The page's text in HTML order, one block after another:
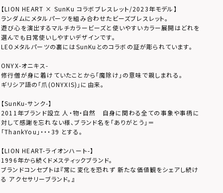
【LION HEART × SunKu コラボブレスレット/2023年モデル】
ランダムにメタルパーツを組み合わせたビーズブレスレット。
遊び心を演出するマルチカラービーズと使いやすいカラー展開はどれを
選んでも日常使いしやすいデザインです。
LEOメタルパーツの裏にはSunKuとのコラボの証が彫られています。
ONYX-オニキス-
修行僧が身に着けていたことから「魔除け」の意味で親しまれる。
ギリシア語の「爪(ONYXIS)」に由来。
【SunKu-サンク-】
2011年ブランド設立 人・物・自然 自身に関わる全ての事象や事柄に
対して感謝を忘れない様、ブランド名を「ありがとう」＝
「ThankYou」・・・39 とする。
【LION HEART-ライオンハート-】
1996年から続くドメスティックブランド。
ブランドコンセプトは『常に変化を恐れず 新たな価値観をシェアし続け
る アクセサリーブランド。』